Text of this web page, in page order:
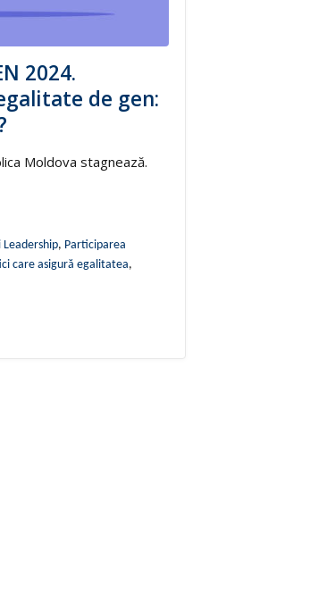
2024.
de gen:
Moldova stagnează.
Leadership, Participarea
care asigură egalitatea,